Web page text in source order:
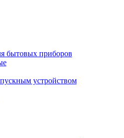
бытовых приборов
устройством